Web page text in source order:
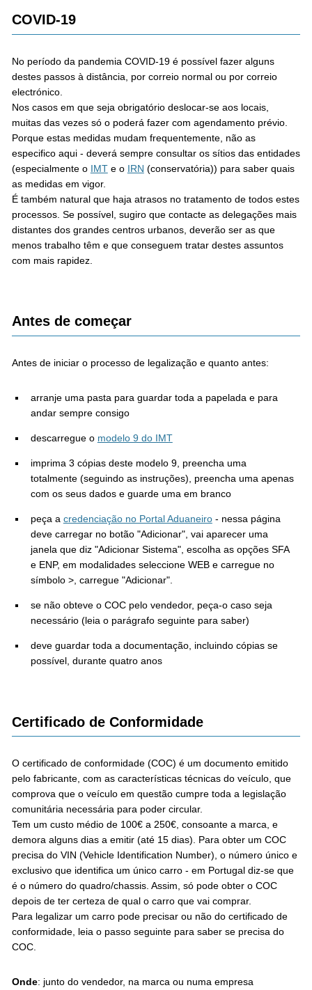
COVID-19
No período da pandemia COVID-19 é possível fazer alguns
destes passos à distância, por correio normal ou por correio
electrónico.
Nos casos em que seja obrigatório deslocar-se aos locais,
muitas das vezes só o poderá fazer com agendamento prévio.
Porque estas medidas mudam frequentemente, não as
especifico aqui - deverá sempre consultar os sítios das entidades
(especialmente o IMTe o IRN (conservatória)) para saber quais
as medidas em vigor.
É também natural que haja atrasos no tratamento de todos estes
processos. Se possível, sugiro que contacte as delegações mais
distantes dos grandes centros urbanos, deverão ser as que
menos trabalho têm e que conseguem tratar destes assuntos
com mais rapidez.
Antes de começar
Antes de iniciar o processo de legalização e quanto antes:
arranje uma pasta para guardar toda a papelada e para
andar sempre consigo
descarregue o modelo 9 do IMT
imprima 3 cópias deste modelo 9, preencha uma
totalmente (seguindo as instruções), preencha uma apenas
com os seus dados e guarde uma em branco
peça a credenciação no Portal Aduaneiro- nessa página
deve carregar no botão "Adicionar", vai aparecer uma
janela que diz "Adicionar Sistema", escolha as opções SFA
e ENP, em modalidades seleccione WEB e carregue no
símbolo >, carregue "Adicionar".
se não obteve o COC pelo vendedor, peça-o caso seja
necessário (leia o parágrafo seguinte para saber)
deve guardar toda a documentação, incluindo cópias se
possível, durante quatro anos
Certificado de Conformidade
O certificado de conformidade (COC) é um documento emitido
pelo fabricante, com as características técnicas do veículo, que
comprova que o veículo em questão cumpre toda a legislação
comunitária necessária para poder circular.
Tem um custo médio de 100€ a 250€, consoante a marca, e
demora alguns dias a emitir (até 15 dias). Para obter um COC
precisa do VIN (Vehicle Identification Number), o número único e
exclusivo que identifica um único carro - em Portugal diz-se que
é o número do quadro/chassis. Assim, só pode obter o COC
depois de ter certeza de qual o carro que vai comprar.
Para legalizar um carro pode precisar ou não do certificado de
conformidade, leia o passo seguinte para saber se precisa do
COC.
Onde: junto do vendedor, na marca ou numa empresa